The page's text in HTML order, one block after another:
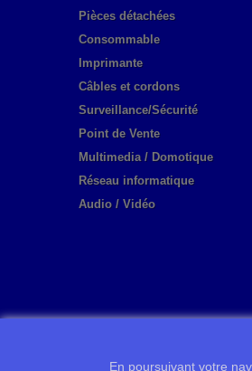
Pièces détachées
Consommable
Imprimante
Câbles et cordons
Surveillance/Sécurité
Point de Vente
Multimedia / Domotique
Réseau informatique
Audio / Vidéo
En poursuivant votre